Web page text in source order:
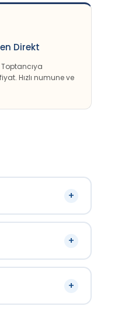
Direkt
Toptancıya
Hızlı numune ve
+
eklenebilir.
+
edilir. Yassı
+